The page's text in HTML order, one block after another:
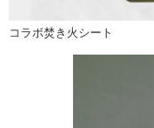
コラボ焚き火シート